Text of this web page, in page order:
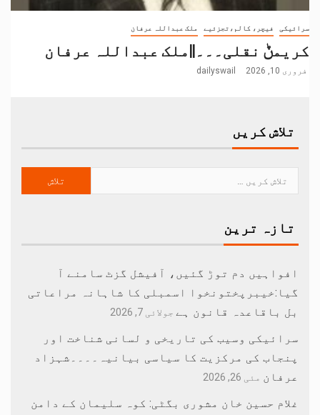
سرائیکی فیچر، کالم،تجزئیے ملک عبداللہ عرفان
کریمݨ نقلی۔۔۔||ملک عبداللہ عرفان
فروری 10, 2026 dailyswail
تلاش کریں
تازہ ترین
افواہیں دم توڑ گئیں، آفیشل گزٹ سامنے آ
گیا:خیبرپختونخوا اسمبلی کا شاہانہ مراعاتی
بل باقاعدہ قانون ہے جولائی 7, 2026
سرائیکی وسیب کی تاریخی و لسانی شناخت اور
پنجاب کی مرکزیت کا سیاسی بیانیہ۔۔۔۔شہزاد
عرفان مئی 26, 2026
غلام حسین خان مشوری بگٹی: کوہ سلیمان کے دامن